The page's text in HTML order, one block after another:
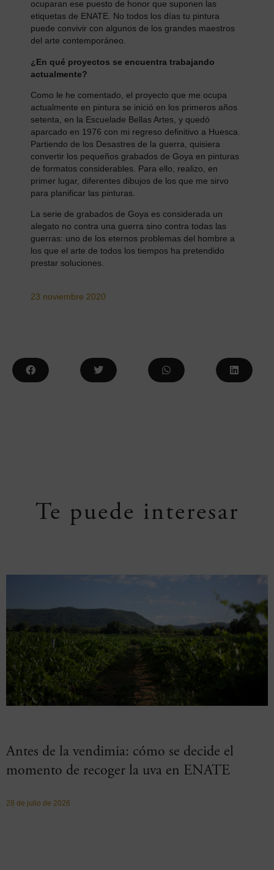
ocuparan ese puesto de honor que suponen las
etiquetas de ENATE. No todos los días tu pintura
puede convivir con algunos de los grandes maestros
del arte contemporáneo.
¿En qué proyectos se encuentra trabajando
actualmente?
Como le he comentado, el proyecto que me ocupa
actualmente en pintura se inició en los primeros años
setenta, en la Escuelade Bellas Artes, y quedó
aparcado en 1976 con mi regreso definitivo a Huesca.
Partiendo de los Desastres de la guerra, quisiera
convertir los pequeños grabados de Goya en pinturas
de formatos considerables. Para ello, realizo, en
primer lugar, diferentes dibujos de los que me sirvo
para planificar las pinturas.
La serie de grabados de Goya es considerada un
alegato no contra una guerra sino contra todas las
guerras: uno de los eternos problemas del hombre a
los que el arte de todos los tiempos ha pretendido
prestar soluciones.
23 noviembre 2020
Te puede interesar
Antes de la vendimia: cómo se decide el
momento de recoger la uva en ENATE
28 de julio de 2026